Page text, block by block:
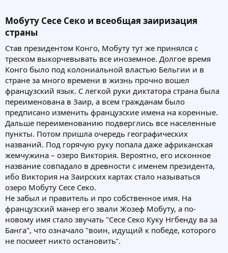
Мобуту Сесе Секо и всеобщая заиризация
страны​
Став президентом Конго, Мобуту тут же принялся с
треском выкорчевывать все иноземное. Долгое время
Конго было под колониальной властью Бельгии и в
стране за много времени в жизнь прочно вошел
французский язык. С легкой руки диктатора страна была
переименована в Заир, а всем гражданам было
предписано изменить французские имена на коренные.
Дальше переименованию подверглись все населенные
пункты. Потом пришла очередь географических
названий. Под горячую руку попала даже африканская
жемчужина – озеро Виктория. Вероятно, его исконное
название совпадало в древности с именем президента,
ибо Виктория на Заирских картах стало называться
озеро Мобуту Сесе Секо.
Не забыл и правитель и про собственное имя. На
французский манер его звали Жозеф Мобуту, а по-
новому имя стало звучать "Сесе Секо Куку Нгбенду ва за
Банга", что означало "воин, идущий к победе, которого
не посмеет никто остановить".